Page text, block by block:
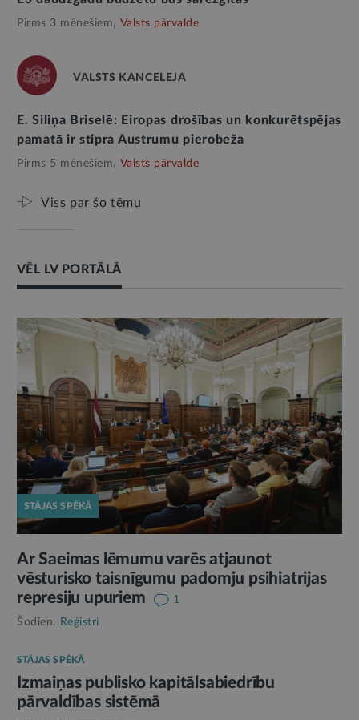
Pirms 3 mēnešiem, Valsts pārvalde
VALSTS KANCELEJA
E. Siliņa Briselē: Eiropas drošības un konkurētspējas
pamatā ir stipra Austrumu pierobeža
Pirms 5 mēnešiem, Valsts pārvalde
Viss par šo tēmu
VĒL LV PORTĀLĀ
STĀJAS SPĒKĀ
Ar Saeimas lēmumu varēs atjaunot
vēsturisko taisnīgumu padomju psihiatrijas
represiju upuriem
1
Šodien, Reģistri
STĀJAS SPĒKĀ
Izmaiņas publisko kapitālsabiedrību
pārvaldības sistēmā